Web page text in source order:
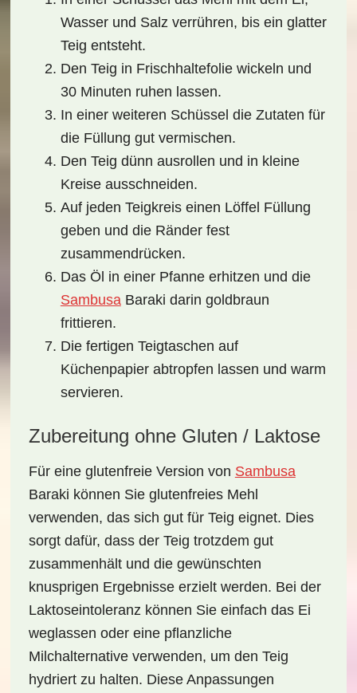
Wasser und Salz verrühren, bis ein glatter
Teig entsteht.
Den Teig in Frischhaltefolie wickeln und
30 Minuten ruhen lassen.
In einer weiteren Schüssel die Zutaten für
die Füllung gut vermischen.
Den Teig dünn ausrollen und in kleine
Kreise ausschneiden.
Auf jeden Teigkreis einen Löffel Füllung
geben und die Ränder fest
zusammendrücken.
Das Öl in einer Pfanne erhitzen und die
SambusaBaraki darin goldbraun
frittieren.
Die fertigen Teigtaschen auf
Küchenpapier abtropfen lassen und warm
servieren.
Zubereitung ohne Gluten / Laktose
Für eine glutenfreieVersion von Sambusa
Baraki können Sie glutenfreies Mehl
verwenden, das sich gut für Teig eignet. Dies
sorgt dafür, dass der Teig trotzdem gut
zusammenhält und die gewünschten
knusprigen Ergebnisse erzielt werden. Bei der
Laktoseintoleranz können Sie einfach das Ei
weglassen oder eine pflanzliche
Milchalternative verwenden, um den Teig
hydriert zu halten. Diese Anpassungen